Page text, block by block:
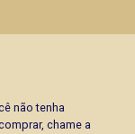
não tenha
chame a